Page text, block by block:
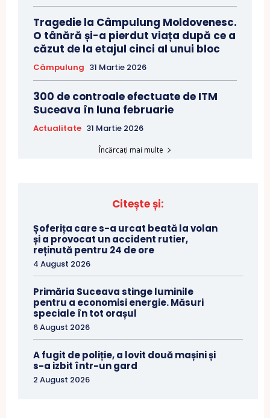
Tragedie la Câmpulung Moldovenesc.
O tânără și-a pierdut viața după ce a
căzut de la etajul cinci al unui bloc
Câmpulung 31 Martie 2026
300 de controale efectuate de ITM
Suceava în luna februarie
Actualitate 31 Martie 2026
Încărcați mai multe
Citește și:
Șoferița care s-a urcat beată la volan
și a provocat un accident rutier,
reținută pentru 24 de ore
4 August 2026
Primăria Suceava stinge luminile
pentru a economisi energie. Măsuri
speciale în tot orașul
6 August 2026
A fugit de poliție, a lovit două mașini și
s-a izbit într-un gard
2 August 2026